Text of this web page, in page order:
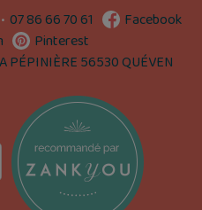
07 86 66 70 61 Facebook
Pinterest
PÉPINIÈRE 56530 QUÉVEN